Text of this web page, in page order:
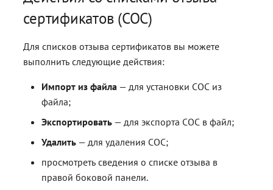
сертификатов (СОС)
Для списков отзыва сертификатов вы можете
выполнить следующие действия:
Импорт из файла — для установки СОС из
файла;
Экспортировать — для экспорта СОС в файл;
Удалить — для удаления СОС;
просмотреть сведения о списке отзыва в
правой боковой панели.